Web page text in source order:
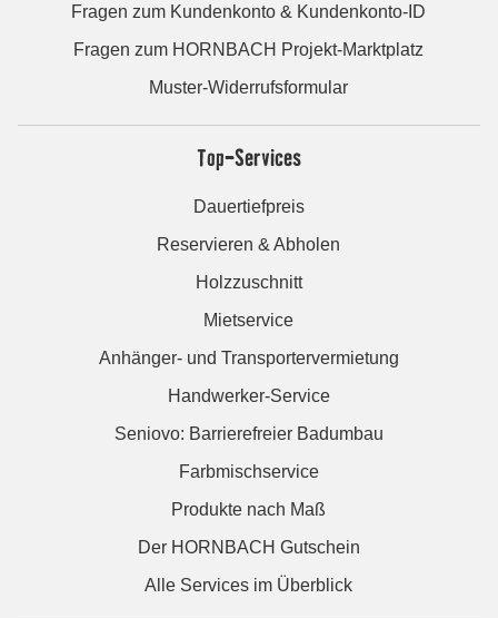
Fragen zum Kundenkonto & Kundenkonto-ID
Fragen zum HORNBACH Projekt-Marktplatz
Muster-Widerrufsformular
Top-Services
Dauertiefpreis
Reservieren & Abholen
Holzzuschnitt
Mietservice
Anhänger- und Transportervermietung
Handwerker-Service
Seniovo: Barrierefreier Badumbau
Farbmischservice
Produkte nach Maß
Der HORNBACH Gutschein
Alle Services im Überblick